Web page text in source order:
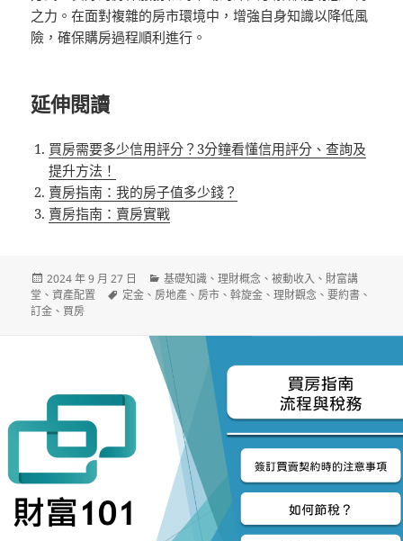
之力。在面對複雜的房市環境中，增強自身知識以降低風
險，確保購房過程順利進行。
延伸閱讀
買房需要多少信用評分？3分鐘看懂信用評分、查詢及
提升方法！
賣房指南：我的房子值多少錢？
賣房指南：賣房實戰
發
佈
日
2024 年 9 月 27 日
分
類
基礎知識 、理財概念 、被動收入 、 財富講
堂 、資產配置
標
定金 、 房地產 、 房市 、斡旋金 、理財觀念 、要約書 、
訂金 、 買房